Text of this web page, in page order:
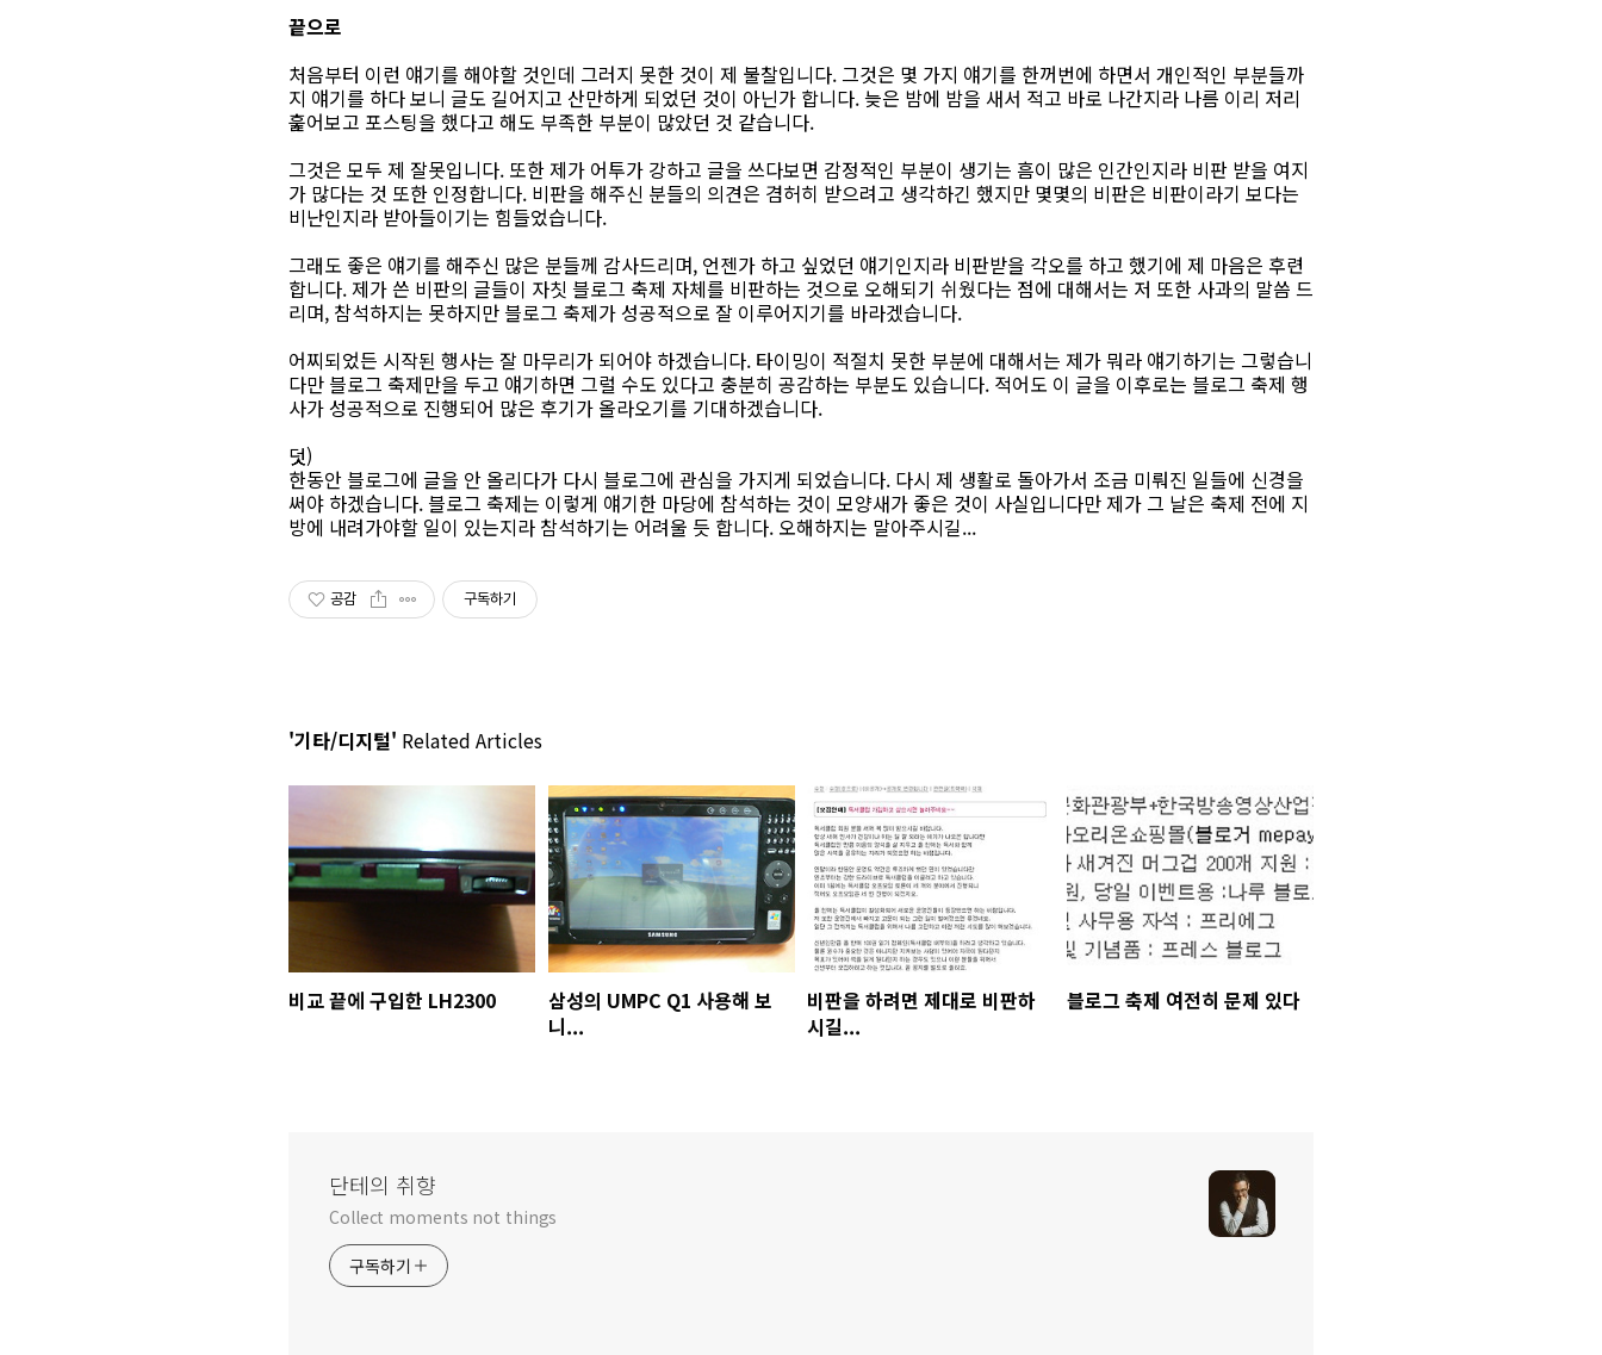
끝으로
처음부터 이런 얘기를 해야할 것인데 그러지 못한 것이 제 불찰입니다. 그것은 몇 가지 얘기를 한꺼번에 하면서 개인적인 부분들까
지 얘기를 하다 보니 글도 길어지고 산만하게 되었던 것이 아닌가 합니다. 늦은 밤에 밤을 새서 적고 바로 나간지라 나름 이리 저리
훑어보고 포스팅을 했다고 해도 부족한 부분이 많았던 것 같습니다.
그것은 모두 제 잘못입니다. 또한 제가 어투가 강하고 글을 쓰다보면 감정적인 부분이 생기는 흠이 많은 인간인지라 비판 받을 여지
가 많다는 것 또한 인정합니다. 비판을 해주신 분들의 의견은 겸허히 받으려고 생각하긴 했지만 몇몇의 비판은 비판이라기 보다는
비난인지라 받아들이기는 힘들었습니다.
그래도 좋은 얘기를 해주신 많은 분들께 감사드리며, 언젠가 하고 싶었던 얘기인지라 비판받을 각오를 하고 했기에 제 마음은 후련
합니다. 제가 쓴 비판의 글들이 자칫 블로그 축제 자체를 비판하는 것으로 오해되기 쉬웠다는 점에 대해서는 저 또한 사과의 말씀 드
리며, 참석하지는 못하지만 블로그 축제가 성공적으로 잘 이루어지기를 바라겠습니다.
어찌되었든 시작된 행사는 잘 마무리가 되어야 하겠습니다. 타이밍이 적절치 못한 부분에 대해서는 제가 뭐라 얘기하기는 그렇습니
다만 블로그 축제만을 두고 얘기하면 그럴 수도 있다고 충분히 공감하는 부분도 있습니다. 적어도 이 글을 이후로는 블로그 축제 행
사가 성공적으로 진행되어 많은 후기가 올라오기를 기대하겠습니다.
덧)
한동안 블로그에 글을 안 올리다가 다시 블로그에 관심을 가지게 되었습니다. 다시 제 생활로 돌아가서 조금 미뤄진 일들에 신경을
써야 하겠습니다. 블로그 축제는 이렇게 얘기한 마당에 참석하는 것이 모양새가 좋은 것이 사실입니다만 제가 그 날은 축제 전에 지
방에 내려가야할 일이 있는지라 참석하기는 어려울 듯 합니다. 오해하지는 말아주시길...
공감 구독하기
'기타/디지털' Related Articles
비교 끝에 구입한 LH2300
삼성의 UMPC Q1 사용해 보
니...
비판을 하려면 제대로 비판하
시길...
블로그 축제 여전히 문제 있다
단테의 취향
Collect moments not things
구독하기